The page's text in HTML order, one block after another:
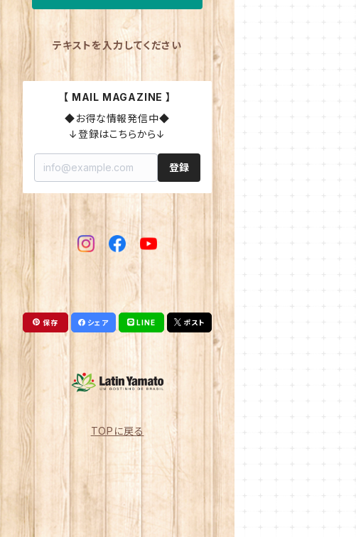
テキストを入力してください
【 MAIL MAGAZINE 】
◆お得な情報発信中◆
↓登録はこちらから↓
登録
保存 シェア LINE ポスト
TOPに戻る